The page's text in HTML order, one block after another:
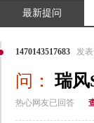
最新提问
1470143517683 发表
问： 瑞风
热心网友已回答